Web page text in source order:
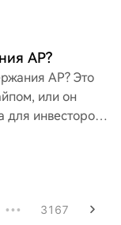
AP?
AP? Это
или он
инвесторов?
••• 3167